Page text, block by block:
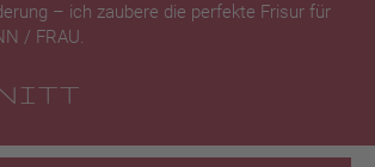
– ich zaubere die perfekte Frisur für
/ FRAU.